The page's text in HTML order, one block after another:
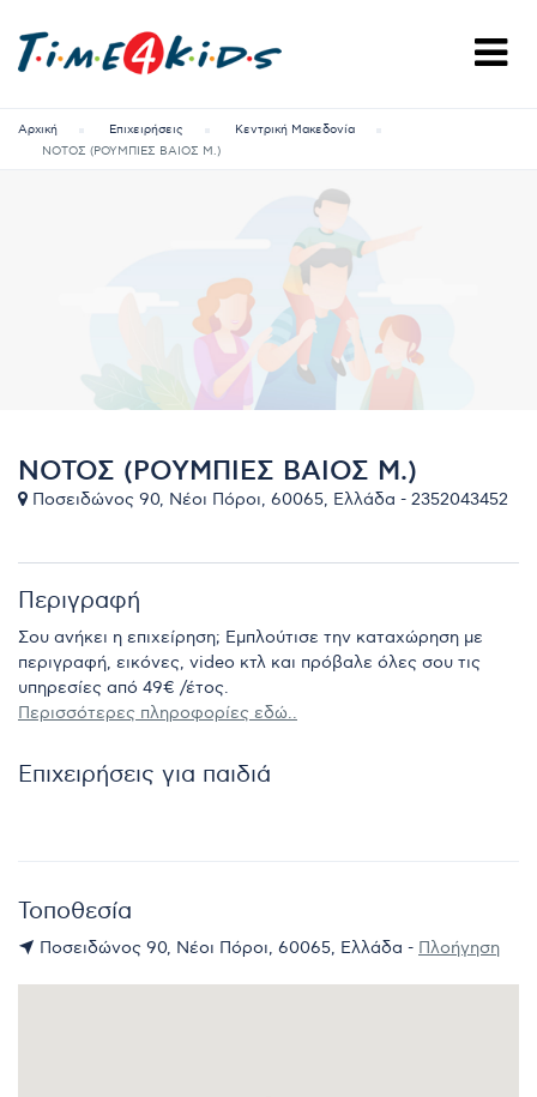
Αρχική Επιχειρήσεις
Κεντρική Μακεδονία
ΝΟΤΟΣ (ΡΟΥΜΠΙΕΣ ΒΑΙΟΣ Μ.)
ΝΟΤΟΣ (ΡΟΥΜΠΙΕΣ ΒΑΙΟΣ Μ.)
Ποσειδώνος 90, Νέοι Πόροι, 60065, Ελλάδα - 2352043452
Περιγραφή
Σου ανήκει η επιχείρηση; Εμπλούτισε την καταχώρηση με
περιγραφή, εικόνες, video κτλ και πρόβαλε όλες σου τις
υπηρεσίες από 49€ /έτος.
Περισσότερες πληροφορίες εδώ..
Επιχειρήσεις για παιδιά
Τοποθεσία
Ποσειδώνος 90, Νέοι Πόροι, 60065, Ελλάδα - Πλοήγηση